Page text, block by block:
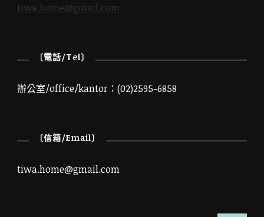
tiwa.home@gmail.com
〔電話/Tel〕
辦公室/office/kantor：(02)2595-6858
〔信箱/Email〕
tiwa.home@gmail.com